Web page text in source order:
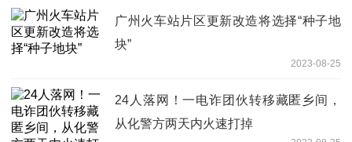
广州火车站片区更新改造将选择“种子地
块”
2023-08-25
24人落网！一电诈团伙转移藏匿乡间，
从化警方两天内火速打掉